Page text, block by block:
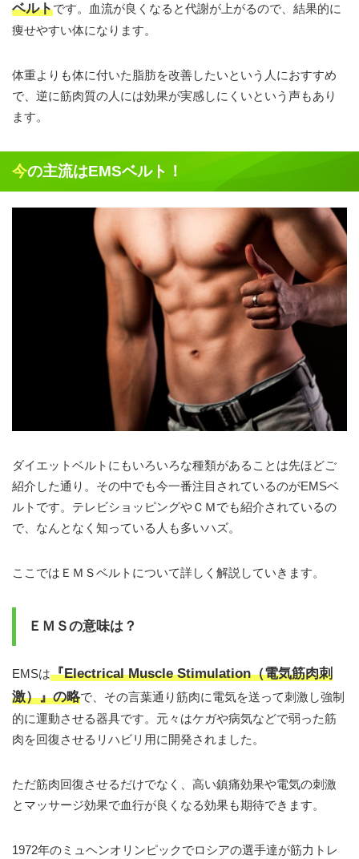
ベルトです。血流が良くなると代謝が上がるので、結果的に
痩せやすい体になります。
体重よりも体に付いた脂肪を改善したいという人におすすめ
で、逆に筋肉質の人には効果が実感しにくいという声もあり
ます。
今の主流はEMSベルト！
ダイエットベルトにもいろいろな種類があることは先ほどご
紹介した通り。その中でも今一番注目されているのがEMSベ
ルトです。テレビショッピングやＣＭでも紹介されているの
で、なんとなく知っている人も多いハズ。
ここではＥＭＳベルトについて詳しく解説していきます。
ＥＭＳの意味は？
EMSは『Electrical Muscle Stimulation（電気筋肉刺
激）』の略で、その言葉通り筋肉に電気を送って刺激し強制
的に運動させる器具です。元々はケガや病気などで弱った筋
肉を回復させるリハビリ用に開発されました。
ただ筋肉回復させるだけでなく、高い鎮痛効果や電気の刺激
とマッサージ効果で血行が良くなる効果も期待できます。
1972年のミュヘンオリンピックでロシアの選手達が筋力トレ